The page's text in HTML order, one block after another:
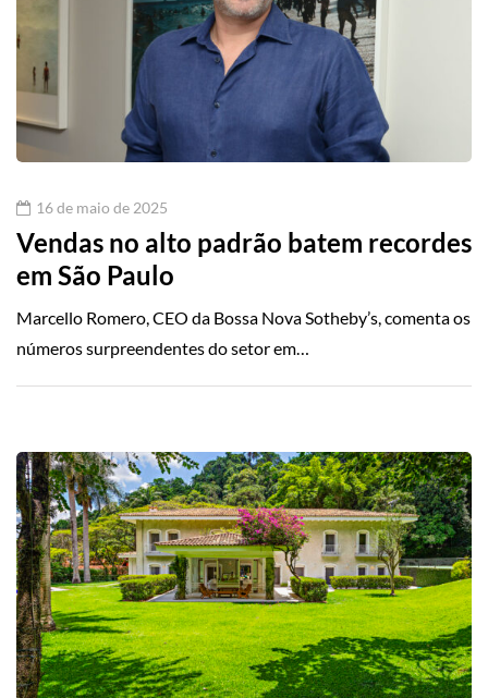
16 de maio de 2025
Vendas no alto padrão batem recordes
em São Paulo
Marcello Romero, CEO da Bossa Nova Sotheby’s, comenta os
números surpreendentes do setor em…